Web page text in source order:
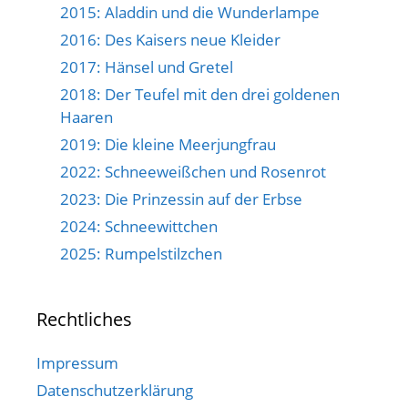
2015: Aladdin und die Wunderlampe
2016: Des Kaisers neue Kleider
2017: Hänsel und Gretel
2018: Der Teufel mit den drei goldenen
Haaren
2019: Die kleine Meerjungfrau
2022: Schneeweißchen und Rosenrot
2023: Die Prinzessin auf der Erbse
2024: Schneewittchen
2025: Rumpelstilzchen
Rechtliches
Impressum
Datenschutzerklärung